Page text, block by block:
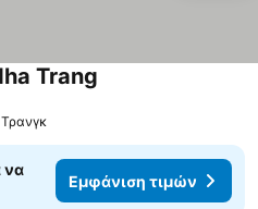
Trang
να
Εμφάνιση τιμών